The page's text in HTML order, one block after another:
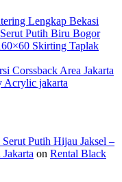
Lengkap Bekasi
Putih Biru Bogor
Skirting Taplak
Corssback Area Jakarta
Acrylic jakarta
Putih Hijau Jaksel –
on Rental Black